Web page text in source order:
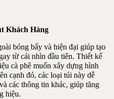
Khách Hàng
bóng bẩy và hiện đại giúp tạo
từ cái nhìn đầu tiên. Thiết kế
cà phê muốn xây dựng hình
cạnh đó, các loại túi này dễ
các thông tin khác, giúp tăng
hiệu.